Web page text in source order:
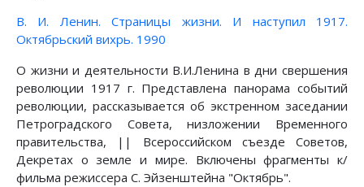
В. И. Ленин. Страницы жизни. И наступил 1917.
Октябрьский вихрь. 1990
О жизни и деятельности В.И.Ленина в дни свершения
революции 1917 г. Представлена панорама событий
революции, рассказывается об экстренном заседании
Петроградского Совета, низложении Временного
правительства, || Всероссийском съезде Советов,
Декретах о земле и мире. Включены фрагменты к/
фильма режиссера С. Эйзенштейна "Октябрь".